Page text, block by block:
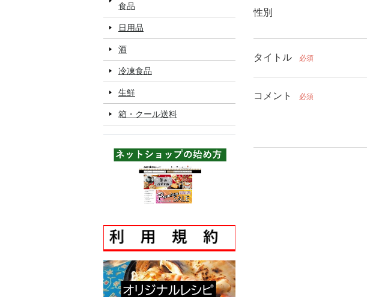
食品
日用品
酒
冷凍食品
生鮮
箱・クール送料
性別
タイトル 必須
コメント 必須